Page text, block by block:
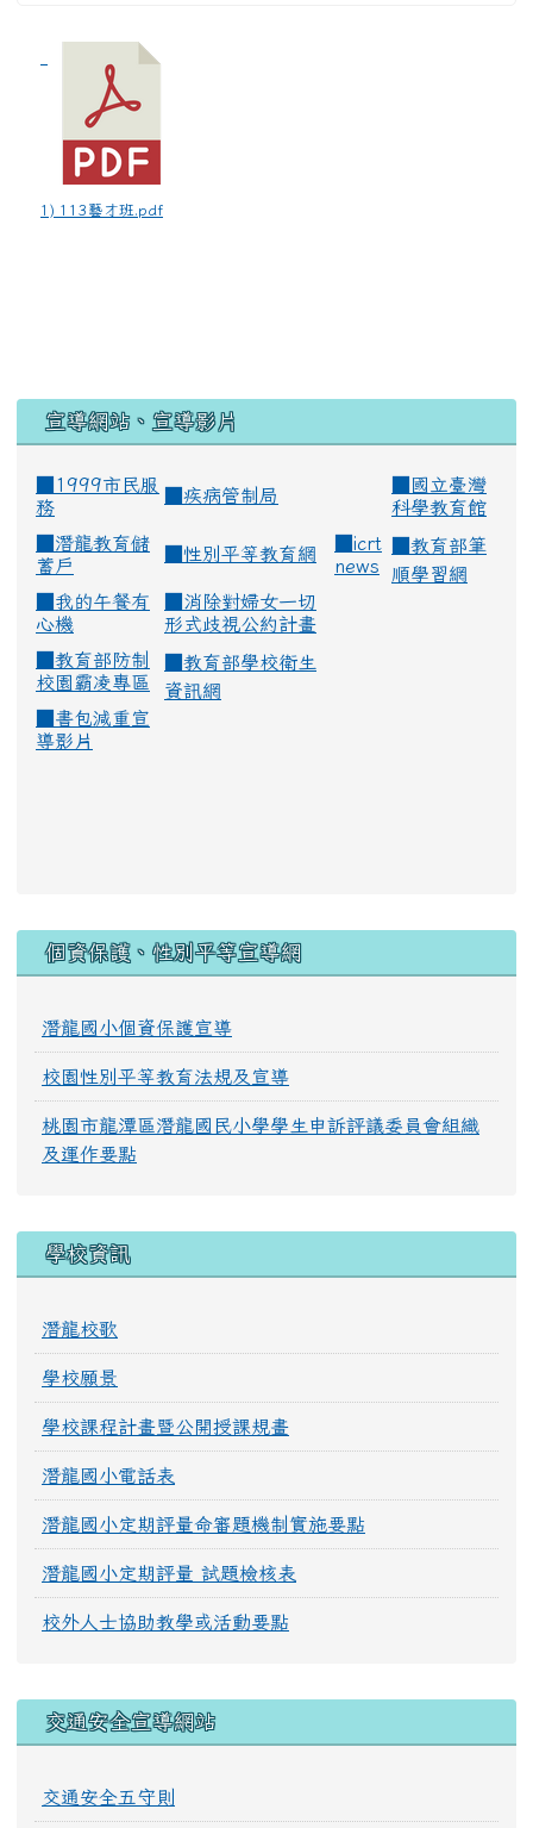
1) 113藝才班.pdf
宣導網站、宣導影片
■1999市民服
務
疾病管制局
國立臺灣
科學教育館
潛龍教育儲
蓄戶
性別平等教育網
icrt
news
教育部筆
順學習網
我的午餐有
心機
消除對婦女一切
形式歧視公約計畫
教育部防制
校園霸凌專區
教育部學校衛生
資訊網
書包減重宣
導影片
個資保護、性別平等宣導網
潛龍國小個資保護宣導
校園性別平等教育法規及宣導
桃園市龍潭區潛龍國民小學學生申訴評議委員會組織
及運作要點
學校資訊
潛龍校歌
學校願景
學校課程計畫暨公開授課規畫
潛龍國小電話表
潛龍國小定期評量命審題機制實施要點
潛龍國小定期評量 試題檢核表
校外人士協助教學或活動要點
交通安全宣導網站
交通安全五守則